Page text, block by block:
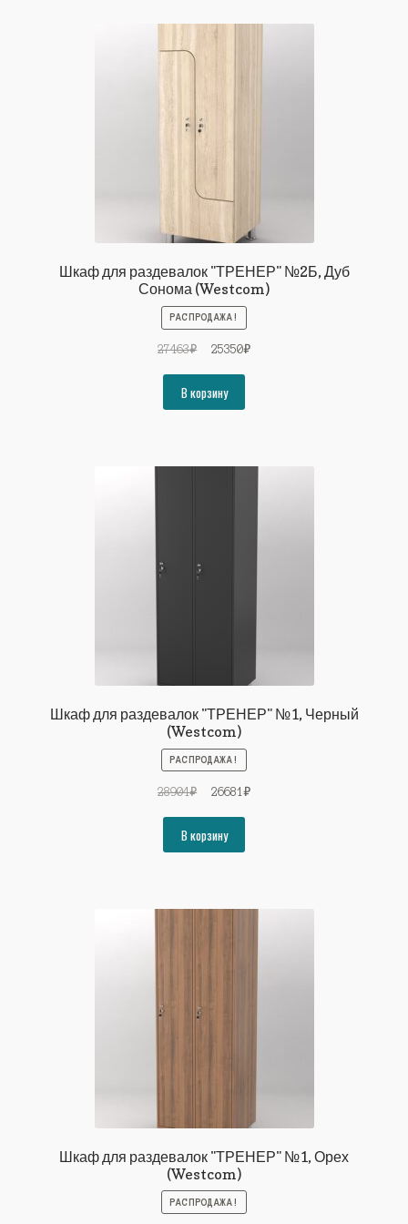
Шкаф для раздевалок "ТРЕНЕР" №2Б, Дуб
Сонома (Westcom)
РАСПРОДАЖА!
27463₽
Первоначальная
составляла
27463₽.
25350₽Текущая
В корзину
Шкаф для раздевалок "ТРЕНЕР" №1, Черный
(Westcom)
РАСПРОДАЖА!
28904₽
Первоначальная
составляла
28904₽.
26681 ₽Текущая
В корзину
Шкаф для раздевалок "ТРЕНЕР" №1, Орех
(Westcom)
РАСПРОДАЖА!